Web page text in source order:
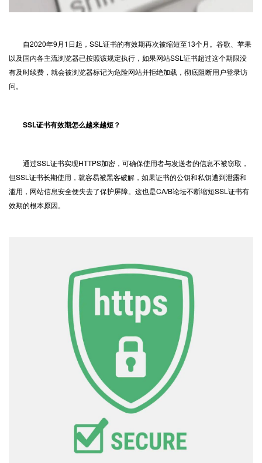
自2020年9月1日起，SSL证书的有效期再次被缩短至13个月。谷歌、苹果
以及国内各主流浏览器已按照该规定执行，如果网站SSL证书超过这个期限没
有及时续费，就会被浏览器标记为危险网站并拒绝加载，彻底阻断用户登录访
问。
SSL证书有效期怎么越来越短？
通过SSL证书实现HTTPS加密，可确保使用者与发送者的信息不被窃取，
但SSL证书长期使用，就容易被黑客破解，如果证书的公钥和私钥遭到泄露和
滥用，网站信息安全便失去了保护屏障。这也是CA/B论坛不断缩短SSL证书有
效期的根本原因。